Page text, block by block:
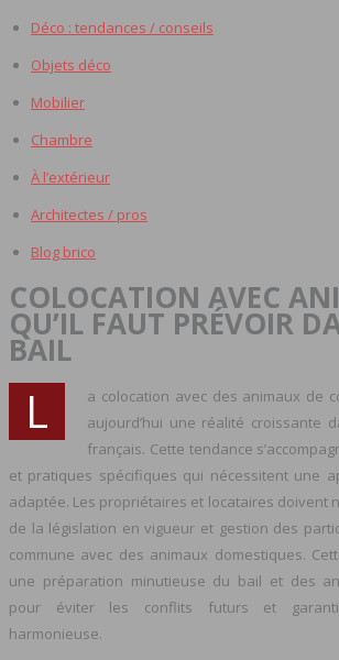
Déco : tendances / conseils
Objets déco
Mobilier
Chambre
À l’extérieur
Architectes / pros
Blog brico
COLOCATION AVEC
QU’IL FAUT PRÉVOIR
BAIL
L
a colocation avec des animaux de
aujourd’hui une réalité croissante
français. Cette tendance
et pratiques spécifiques qui nécessitent une
adaptée. Les propriétaires et locataires doivent
de la législation en vigueur et gestion des
commune avec des animaux domestiques.
une préparation minutieuse du bail et des
pour éviter les conflits futurs et
harmonieuse.